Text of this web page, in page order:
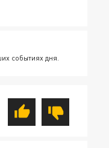
событиях дня.